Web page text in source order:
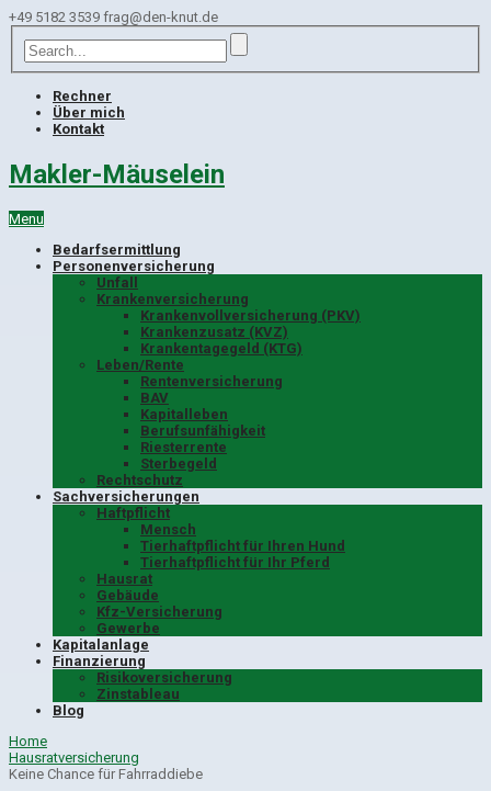
+49 5182 3539 frag@den-knut.de
Rechner
Über mich
Kontakt
Makler-Mäuselein
Menu
Bedarfsermittlung
Personenversicherung
Unfall
Krankenversicherung
Krankenvollversicherung (PKV)
Krankenzusatz (KVZ)
Krankentagegeld (KTG)
Leben/Rente
Rentenversicherung
BAV
Kapitalleben
Berufsunfähigkeit
Riesterrente
Sterbegeld
Rechtschutz
Sachversicherungen
Haftpflicht
Mensch
Tierhaftpflicht für Ihren Hund
Tierhaftpflicht für Ihr Pferd
Hausrat
Gebäude
Kfz-Versicherung
Gewerbe
Kapitalanlage
Finanzierung
Risikoversicherung
Zinstableau
Blog
Home
Hausratversicherung
Keine Chance für Fahrraddiebe